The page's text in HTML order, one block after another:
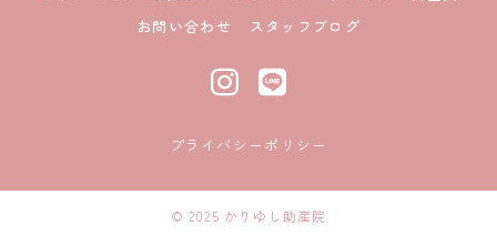
お問い合わせ
スタッフブログ
プライバシーポリシー
© 2025 かりゆし助産院